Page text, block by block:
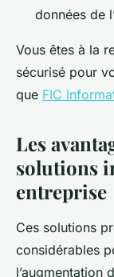
données de
Vous êtes à la
sécurisé pour
que FIC
Les
solutions
entreprise
Ces solutions
considérables
l’augmentation